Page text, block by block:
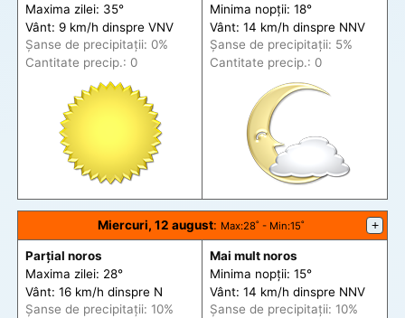
Maxima zilei: 35°
Vânt: 9 km/h dinspre VNV
Șanse de precipitații: 0%
Cantitate precip.: 0
Minima nopții: 18°
Vânt: 14 km/h dinspre NNV
Șanse de precipitații: 5%
Cantitate precip.: 0
Miercuri, 12 august: Max:28˚ - Min:15˚ +
Parțial noros
Maxima zilei: 28°
Vânt: 16 km/h dinspre N
Șanse de precipitații: 10%
Mai mult noros
Minima nopții: 15°
Vânt: 14 km/h dinspre NNV
Șanse de precipitații: 10%